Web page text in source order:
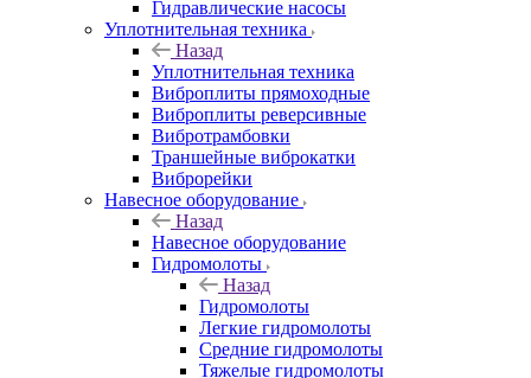
Гидравлические насосы
Уплотнительная техника
Назад
Уплотнительная техника
Виброплиты прямоходные
Виброплиты реверсивные
Вибротрамбовки
Траншейные виброкатки
Виброрейки
Навесное оборудование
Назад
Навесное оборудование
Гидромолоты
Назад
Гидромолоты
Легкие гидромолоты
Средние гидромолоты
Тяжелые гидромолоты